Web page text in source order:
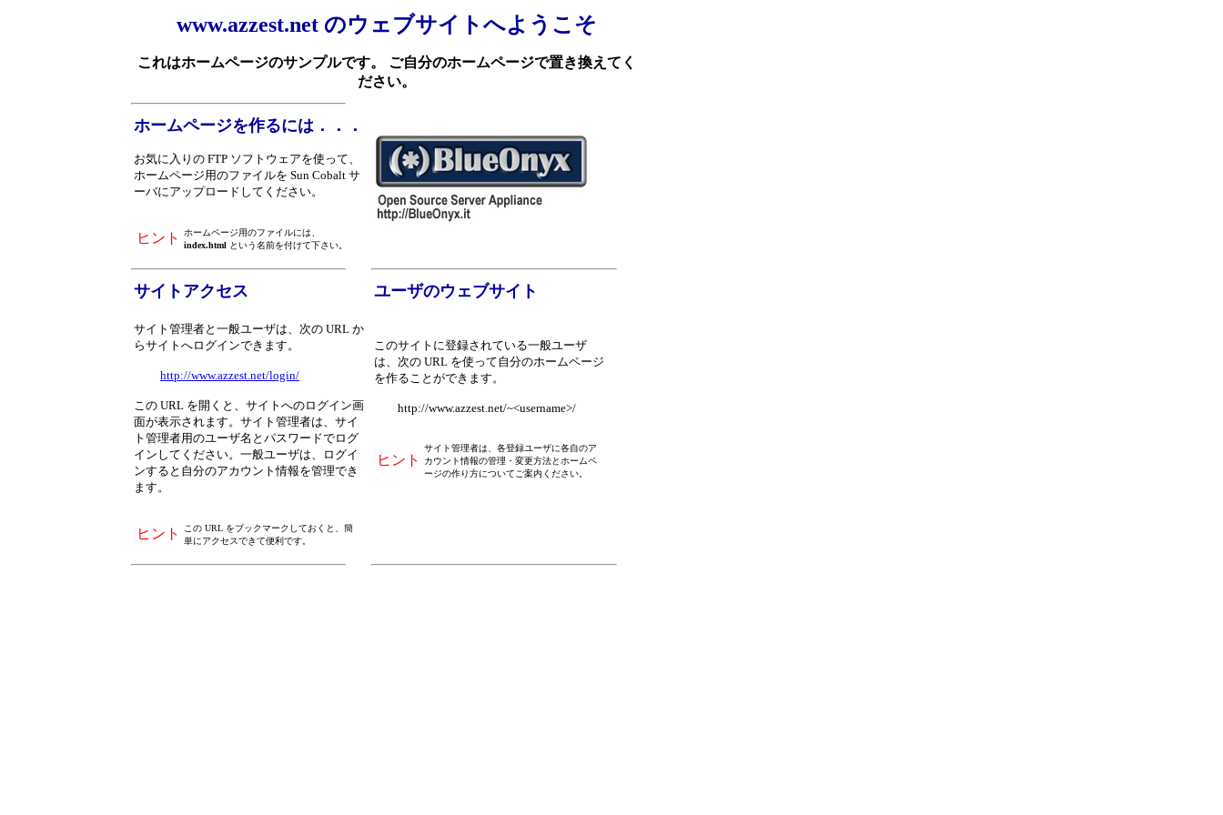
www.azzest.net のウェブサイトへようこそ
これはホームページのサンプルです。 ご自分のホームページで置き換えてく
ださい。
ホームページを作るには．．．
お気に入りの FTP ソフトウェアを使って、
ホームページ用のファイルを Sun Cobalt サ
ーバにアップロードしてください。
ヒント
ホームページ用のファイルには、
index.html という名前を付けて下さい。
サイトアクセス
サイト管理者と一般ユーザは、次の URL か
らサイトへログインできます。
http://www.azzest.net/login/
この URL を開くと、サイトへのログイン画
面が表示されます。サイト管理者は、サイ
ト管理者用のユーザ名とパスワードでログ
インしてください。一般ユーザは、ログイ
ンすると自分のアカウント情報を管理でき
ます。
ヒント
この URL をブックマークしておくと、簡
単にアクセスできて便利です。
ユーザのウェブサイト
このサイトに登録されている一般ユーザ
は、次の URL を使って自分のホームページ
を作ることができます。
http://www.azzest.net/~<username>/
ヒント
サイト管理者は、各登録ユーザに各自のア
カウント情報の管理・変更方法とホームペ
ージの作り方についてご案内ください。